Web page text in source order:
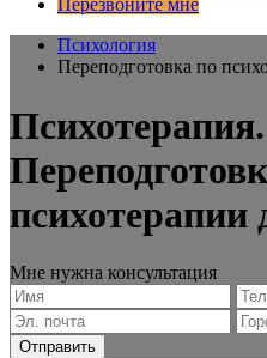
Перезвоните мне
Психология
Переподготовка по
Психотерапия.
психотерапии
Мне нужна консультация